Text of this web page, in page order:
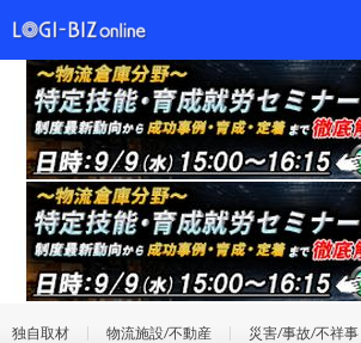
独自取材 物流施設/不動産 災害/事故/不祥事